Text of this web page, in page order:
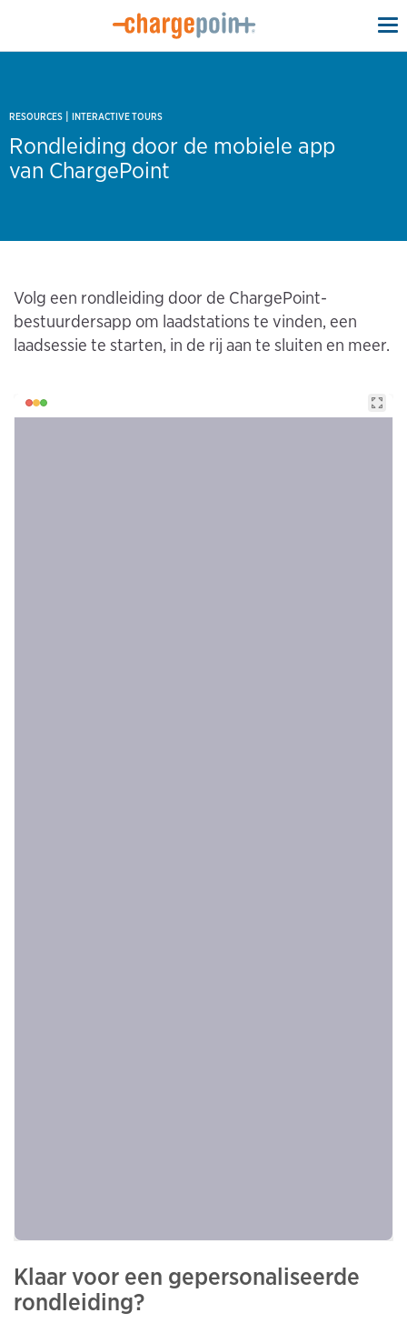
RESOURCES | INTERACTIVE TOURS
Rondleiding door de mobiele app
van ChargePoint
Volg een rondleiding door de ChargePoint-
bestuurdersapp om laadstations te vinden, een
laadsessie te starten, in de rij aan te sluiten en meer.
Klaar voor een gepersonaliseerde
rondleiding?